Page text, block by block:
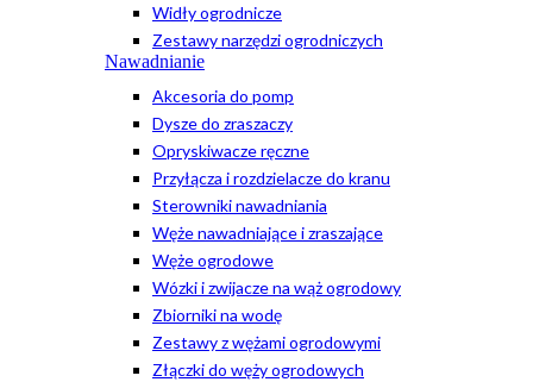
Widły ogrodnicze
Zestawy narzędzi ogrodniczych
Nawadnianie
Akcesoria do pomp
Dysze do zraszaczy
Opryskiwacze ręczne
Przyłącza i rozdzielacze do kranu
Sterowniki nawadniania
Węże nawadniające i zraszające
Węże ogrodowe
Wózki i zwijacze na wąż ogrodowy
Zbiorniki na wodę
Zestawy z wężami ogrodowymi
Złączki do węży ogrodowych